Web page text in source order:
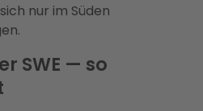
nur im Süden
SWE — so